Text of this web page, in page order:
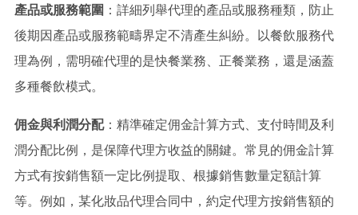
產品或服務範圍 ：詳細列舉代理的產品或服務種類，防止
後期因產品或服務範疇界定不清產生糾紛。以餐飲服務代
理為例，需明確代理的是快餐業務、正餐業務，還是涵蓋
多種餐飲模式。
佣金與利潤分配：精準確定佣金計算方式、支付時間及利
潤分配比例，是保障代理方收益的關鍵。常見的佣金計算
方式有按銷售額一定比例提取、根據銷售數量定額計算
等。例如，某化妝品代理合同中，約定代理方按銷售額的